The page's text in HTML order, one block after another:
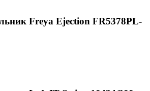
Freya Ejection FR5378PL-